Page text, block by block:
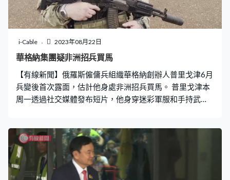
i-Cable 2023年08月22日
華格納集團疑非洲招兵買馬
【有線新聞】俄羅斯僱傭兵組織華格納創辦人普里戈津6月
兵變後首次露面，估計他身處非洲招兵買馬。 普里戈津本
周一透過社交媒體發布短片，他身穿迷彩軍服和手持武
球各地將會變得更強大，而非洲亦會變得更自由。 普里戈
津身處的地點見到有士兵和軍車執勤，暫時未能確認片中
的地點，以及確切的拍攝日期和時間。 普里戈津6月底聲
稱華格納集團後方營地遭俄軍攻擊，發動兵變向莫斯科推